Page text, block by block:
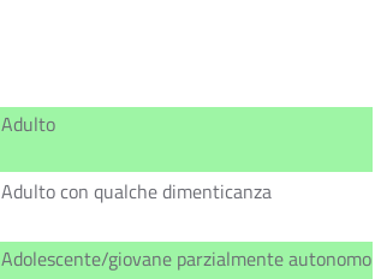
Adulto
Adulto con qualche dimenticanza
Adolescente/giovane parzialmente autonomo